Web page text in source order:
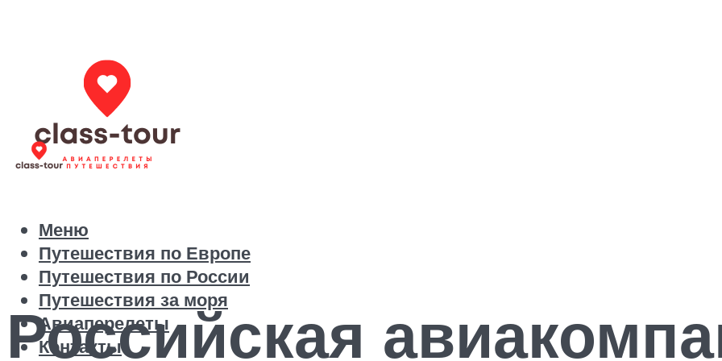
Путешествия по Европе
Путешествия по России
Путешествия за моря
Авиаперелеты
Контакты
Меню
Российская